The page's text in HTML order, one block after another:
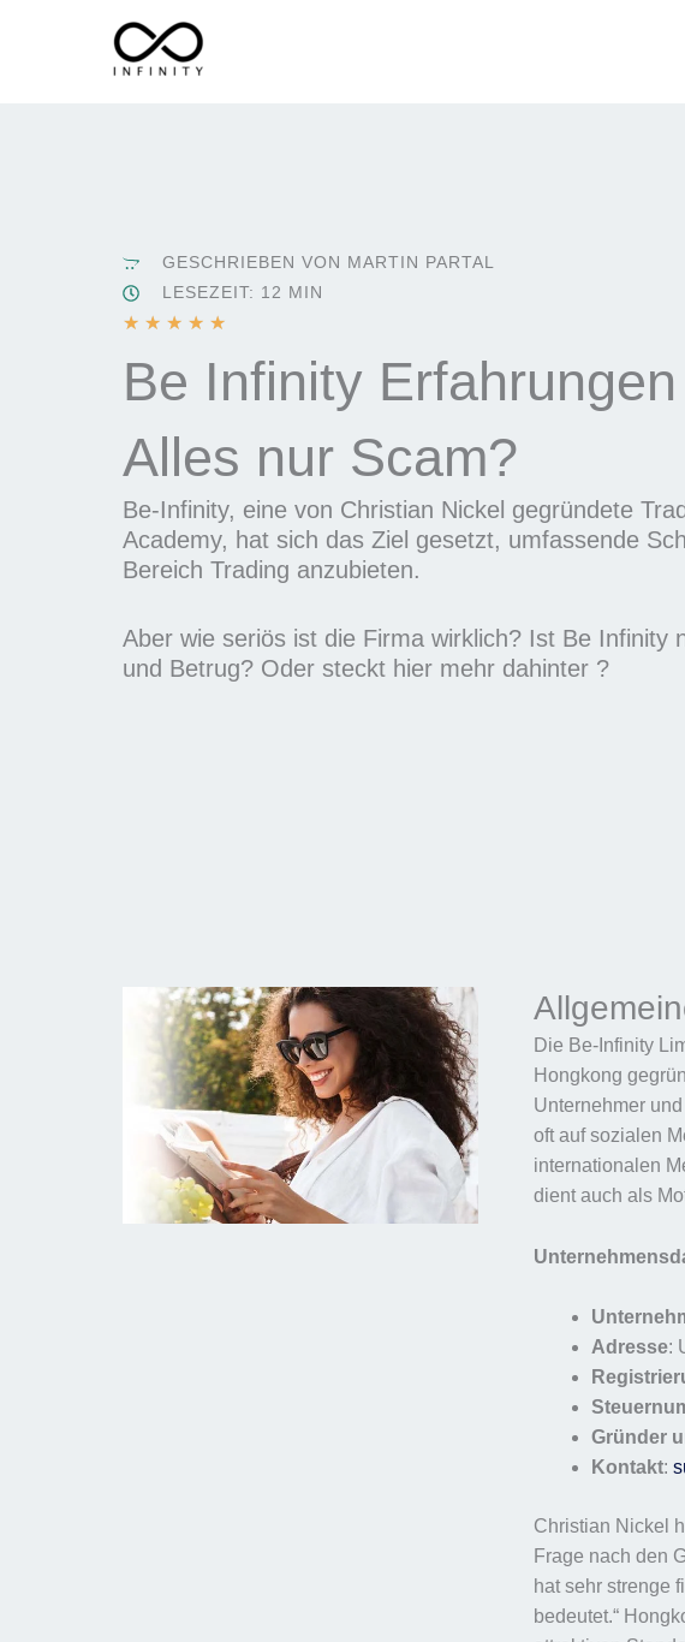
GESCHRIEBEN VON MARTIN PARTAL
LESEZEIT: 12 MIN
★ ★ ★ ★ ★
w
t
e
m
5
v
Be Infinity
Alles nur Scam?
Be-Infinity, eine von Christian Nickel gegründete
Academy, hat sich das Ziel gesetzt, umfassende
Bereich Trading anzubieten.
Aber wie seriös ist die Firma wirklich? Ist Be Infinity
und Betrug? Oder steckt hier mehr dahinter ?
Die Be-Infinity
Hongkong
Unternehmer
oft auf sozialen
internationalen
dient auch als
Adresse:
Gründer
Kontakt:
Christian Nickel
Frage nach den
hat sehr strenge
bedeutet.“